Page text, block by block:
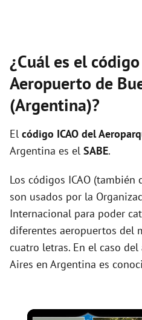
¿Cuál es el
Aeropuerto de
(Argentina)?
El código ICAO del
Argentina es el SABE.
Los códigos ICAO (también
son usados por la
Internacional para poder
diferentes aeropuertos del
cuatro letras. En el caso
Aires en Argentina es